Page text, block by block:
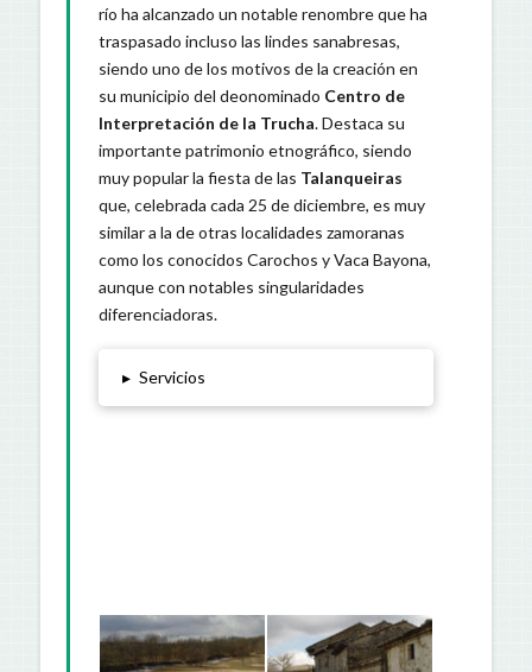
río ha alcanzado un notable renombre que ha
traspasado incluso las lindes sanabresas,
siendo uno de los motivos de la creación en
su municipio del deonominado Centro de
Interpretación de la Trucha. Destaca su
importante patrimonio etnográfico, siendo
muy popular la fiesta de las Talanqueiras
que, celebrada cada 25 de diciembre, es muy
similar a la de otras localidades zamoranas
como los conocidos Carochos y Vaca Bayona,
aunque con notables singularidades
diferenciadoras.
▸ Servicios